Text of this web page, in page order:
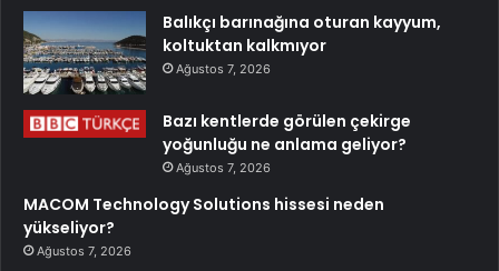
Balıkçı barınağına oturan kayyum,
koltuktan kalkmıyor
Ağustos 7, 2026
Bazı kentlerde görülen çekirge
yoğunluğu ne anlama geliyor?
Ağustos 7, 2026
MACOM Technology Solutions hissesi neden
yükseliyor?
Ağustos 7, 2026